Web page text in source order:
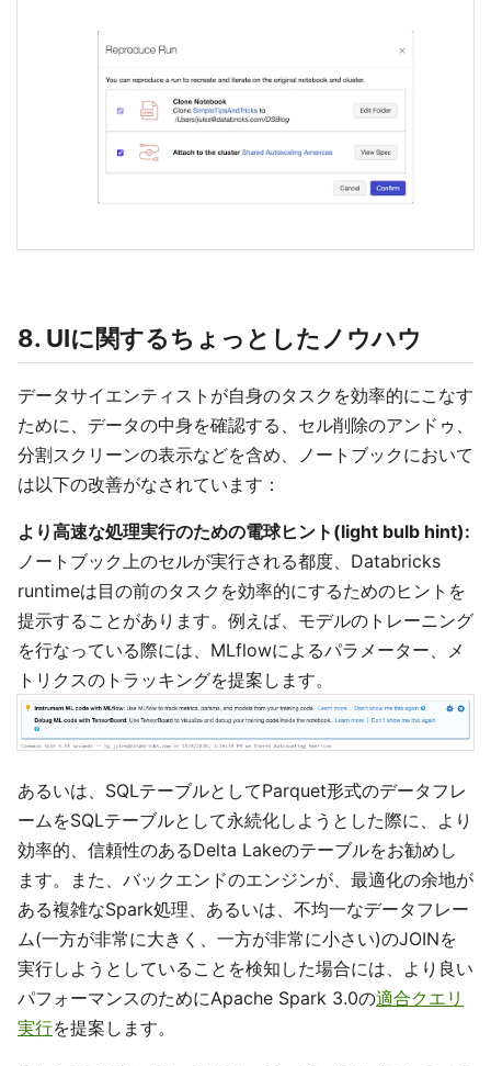
8. UIに関するちょっとしたノウハウ
データサイエンティストが自身のタスクを効率的にこなす
ために、データの中身を確認する、セル削除のアンドゥ、
分割スクリーンの表示などを含め、ノートブックにおいて
は以下の改善がなされています：
より高速な処理実行のための電球ヒント(light bulb hint):
ノートブック上のセルが実行される都度、Databricks
runtimeは目の前のタスクを効率的にするためのヒントを
提示することがあります。例えば、モデルのトレーニング
を行なっている際には、MLflowによるパラメーター、メ
トリクスのトラッキングを提案します。
あるいは、SQLテーブルとしてParquet形式のデータフレ
ームをSQLテーブルとして永続化しようとした際に、より
効率的、信頼性のあるDelta Lakeのテーブルをお勧めし
ます。また、バックエンドのエンジンが、最適化の余地が
ある複雑なSpark処理、あるいは、不均一なデータフレー
ム(一方が非常に大きく、一方が非常に小さい)のJOINを
実行しようとしていることを検知した場合には、より良い
パフォーマンスのためにApache Spark 3.0の適合クエリ
実行を提案します。